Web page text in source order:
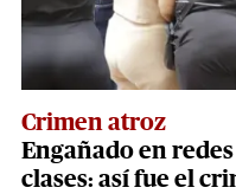
Crimen atroz
Engañado en
clases: así fue el